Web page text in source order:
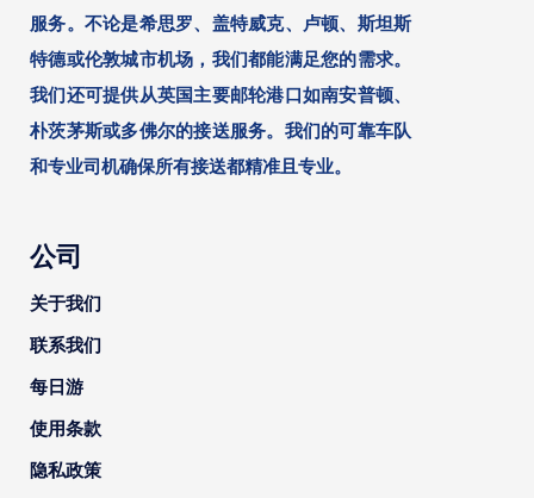
服务。不论是希思罗、盖特威克、卢顿、斯坦斯
特德或伦敦城市机场，我们都能满足您的需求。
我们还可提供从英国主要邮轮港口如南安普顿、
朴茨茅斯或多佛尔的接送服务。我们的可靠车队
和专业司机确保所有接送都精准且专业。
公司
关于我们
联系我们
每日游
使用条款
隐私政策